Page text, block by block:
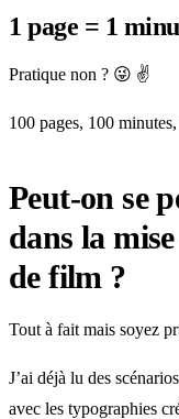
1 page = 1
Pratique non ? 😜 ✌️
100 pages, 100
Peut-on se
dans la
de film ?
Tout à fait mais soyez
J’ai déjà lu des
avec les typographies